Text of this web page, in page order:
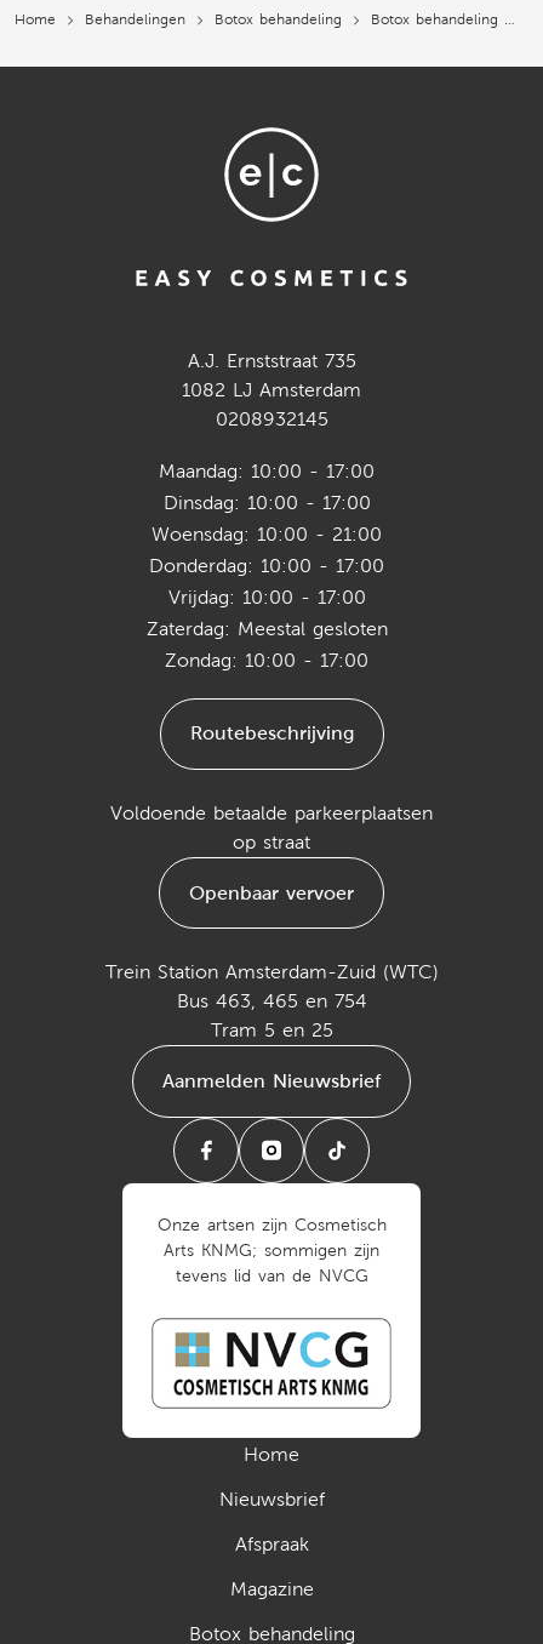
Home Behandelingen Botox behandeling Botox behandeling
A.J. Ernststraat 735
1082 LJ Amsterdam
0208932145
Maandag: 10:00 - 17:00
Dinsdag: 10:00 - 17:00
Woensdag: 10:00 - 21:00
Donderdag: 10:00 - 17:00
Vrijdag: 10:00 - 17:00
Zaterdag: Meestal gesloten
Zondag: 10:00 - 17:00
Routebeschrijving
Voldoende betaalde parkeerplaatsen
op straat
Openbaar vervoer
Trein Station Amsterdam-Zuid (WTC)
Bus 463, 465 en 754
Tram 5 en 25
Aanmelden Nieuwsbrief
Onze artsen zijn Cosmetisch
Arts KNMG; sommigen zijn
tevens lid van de NVCG
Home
Nieuwsbrief
Afspraak
Magazine
Botox behandeling